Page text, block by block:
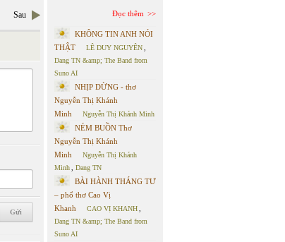
Sau Đọc thêm
KHÔNG TIN ANH NÓI
THẬT
LÊ DUY NGUYÊN
Dang TN &amp; The Band from
Suno AI
NHỊP DỪNG - thơ
Nguyễn Thị Khánh
Minh
Nguyễn Thị Khánh Minh
NÉM BUỒN Thơ
Nguyễn Thị Khánh
Minh
Nguyễn Thị Khánh
Minh
Dang TN
BÀI HÀNH THÁNG TƯ
– phổ thơ Cao Vị
Khanh
CAO VỊ KHANH
Dang TN &amp; The Band from
Suno AI